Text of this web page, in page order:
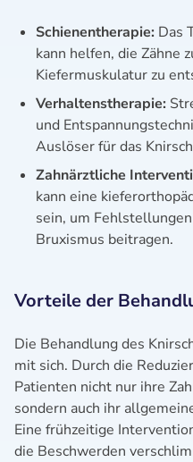
Schienentherapie: Das
kann helfen, die Zähne
Kiefermuskulatur zu
Verhaltenstherapie:
und
Auslöser für das
Zahnärztliche
kann eine
sein, um
Bruxismus beitragen.
Vorteile der
Die Behandlung des
mit sich. Durch die
Patienten nicht nur ihre
sondern auch ihr
Eine frühzeitige
die Beschwerden